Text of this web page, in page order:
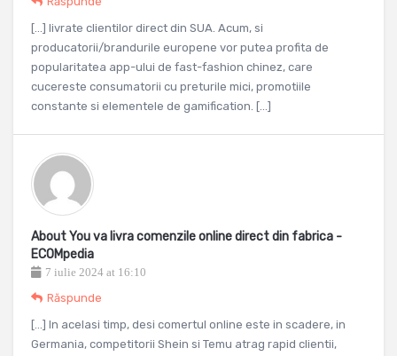
[…] livrate clientilor direct din SUA. Acum, si
producatorii/brandurile europene vor putea profita de
popularitatea app-ului de fast-fashion chinez, care
cucereste consumatorii cu preturile mici, promotiile
constante si elementele de gamification. […]
About You va livra comenzile online direct din fabrica -
ECOMpedia
7 iulie 2024 at 16:10
Răspunde
[…] In acelasi timp, desi comertul online este in scadere, in
Germania, competitorii Shein si Temu atrag rapid clientii,